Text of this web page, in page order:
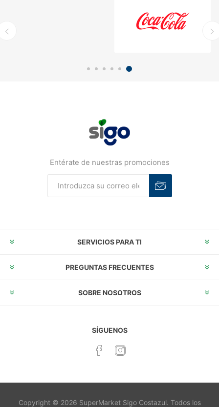
Entérate de nuestras promociones
SERVICIOS PARA TI
PREGUNTAS FRECUENTES
SOBRE NOSOTROS
SÍGUENOS
Copyright © 2026 SuperMarket Sigo Costazul. Todos los